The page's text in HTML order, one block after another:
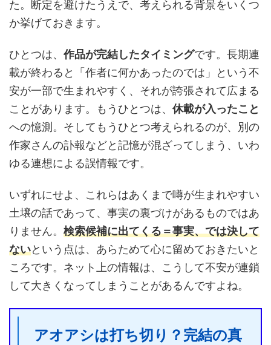
た。断定を避けたうえで、考えられる背景をいくつ
か挙げておきます。
ひとつは、 作品が完結したタイミングです。長期連
載が終わると「作者に何かあったのでは」という不
安が一部で生まれやすく、それが誇張されて広まる
ことがあります。もうひとつは、 休載が入ったこと
への憶測。そしてもうひとつ考えられるのが、別の
作家さんの訃報などと記憶が混ざってしまう、いわ
ゆる連想による誤情報です。
いずれにせよ、これらはあくまで噂が生まれやすい
土壌の話であって、事実の裏づけがあるものではあ
りません。 検索候補に出てくる＝事実、では決して
ないという点は、あらためて心に留めておきたいと
ころです。ネット上の情報は、こうして不安が連鎖
して大きくなってしまうことがあるんですよね。
アオアシは打ち切り？完結の真